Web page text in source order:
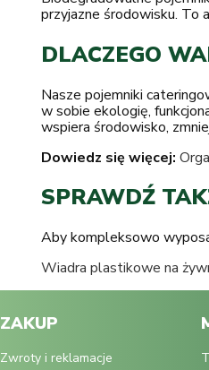
przyjazne środowisku. To
DLACZEGO
Nasze pojemniki
w sobie ekologię,
wspiera środowisko,
Dowiedz się więcej:
SPRAWDŹ
Aby kompleksowo
Wiadra plastikowe na
ZAKUP
Zwroty i reklamacje